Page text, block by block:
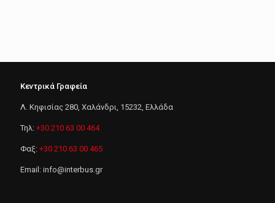
Κεντρικά Γραφεία
Λ. Κηφισίας 280, Χαλάνδρι, 15232, Ελλάδα
Τηλ: +30 210 63 00 464
Φαξ: +30 210 63 00 465
Email: info@interbus gr